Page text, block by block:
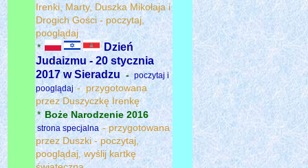
Irenki, Marty, Duszka Mikołaja i
Drogich Gości - poczytaj,
pooglądaj
*
Dzień
Judaizmu - 20 stycznia
2017 w Sieradzu - poczytaj i
pooglądaj - przygotowana
przez Duszyczkę Irenkę
* Boże Narodzenie 2016
strona specjalna - przygotowana
przez Duszki - poczytaj,
pooglądaj, wyślij kartkę